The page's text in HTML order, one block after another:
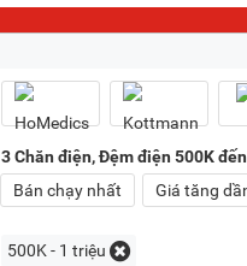
3Chăn điện, Đệm điện 500K
Bán chạy nhất
Giá tăng
500K - 1 triệu